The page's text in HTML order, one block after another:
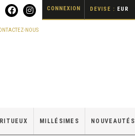
DEVISE : EUR
CONNEXION
NOUS
MILLÉSIMES NOUVEAUTÉS